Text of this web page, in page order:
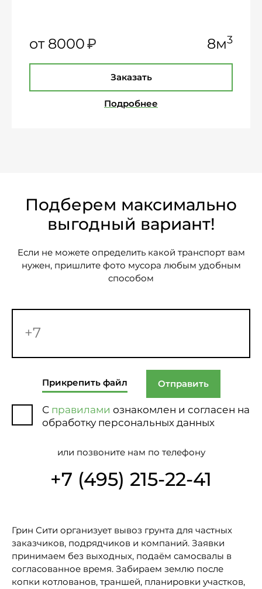
от 8000 ₽ 8м3
Заказать
Подробнее
Подберем максимально
выгодный вариант!
Если не можете определить какой транспорт вам
нужен, пришлите фото мусора любым удобным
способом
Прикрепить файл Отправить
С правилами ознакомлен и согласен на
обработку персональных данных
или позвоните нам по телефону
+7 (495) 215-22-41
Грин Сити организует вывоз грунта для частных
заказчиков, подрядчиков и компаний. Заявки
принимаем без выходных, подаём самосвалы в
согласованное время. Забираем землю после
копки котлованов, траншей, планировки участков,